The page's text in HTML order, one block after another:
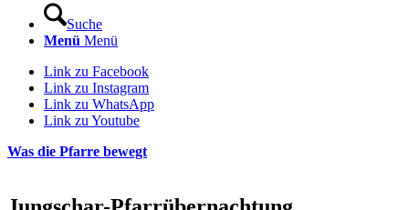
Suche
Menü Menü
Link zu Facebook
Link zu Instagram
Link zu WhatsApp
Link zu Youtube
Was die Pfarre bewegt